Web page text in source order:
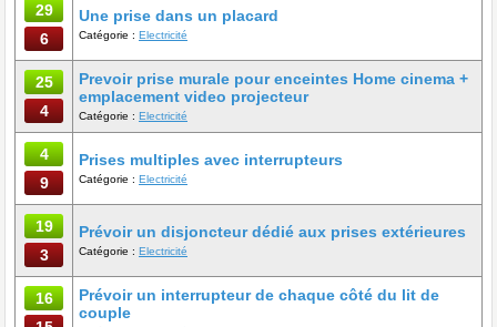
29
6
Une prise dans un placard
Catégorie : Electricité
25
4
Prevoir prise murale pour enceintes Home cinema +
emplacement video projecteur
Catégorie : Electricité
4
9
Prises multiples avec interrupteurs
Catégorie : Electricité
19
3
Prévoir un disjoncteur dédié aux prises extérieures
Catégorie : Electricité
16
Prévoir un interrupteur de chaque côté du lit de
couple